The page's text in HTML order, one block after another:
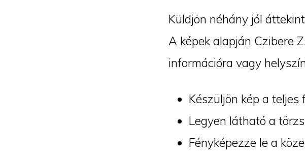
Küldjön néhány jól
A képek alapján Czibere
információra vagy
Készüljön kép a
Legyen látható a
Fényképezze le a